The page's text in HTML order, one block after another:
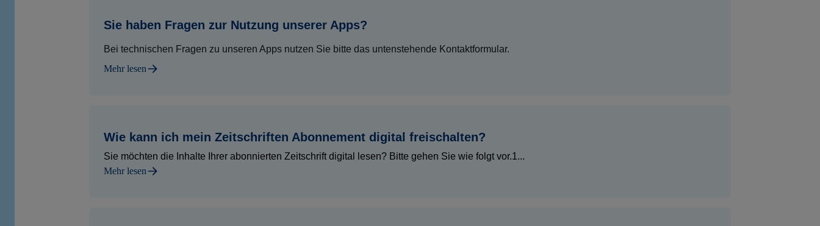
Sie haben Fragen zur Nutzung unserer Apps?
Bei technischen Fragen zu unseren Apps nutzen Sie bitte das untenstehende Kontaktformular.
Mehr lesen
Wie kann ich mein Zeitschriften Abonnement digital freischalten?
Sie möchten die Inhalte Ihrer abonnierten Zeitschrift digital lesen? Bitte gehen Sie wie folgt vor.1...
Mehr lesen